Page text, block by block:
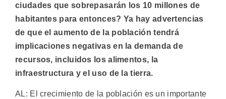
ciudades que sobrepasarán los 10 millones de
habitantes para entonces? Ya hay advertencias
de que el aumento de la población tendrá
implicaciones negativas en la demanda de
recursos, incluidos los alimentos, la
infraestructura y el uso de la tierra.
AL: El crecimiento de la población es un importante